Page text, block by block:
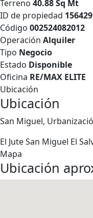
Terreno 40.88 Sq Mt
ID de propiedad 156429
Código 002524082012
Operación Alquiler
Tipo Negocio
Estado Disponible
Oficina RE/MAX ELITE
Ubicación
Ubicación
San Miguel,
El JuteSan Miguel El
Mapa
Ubicación